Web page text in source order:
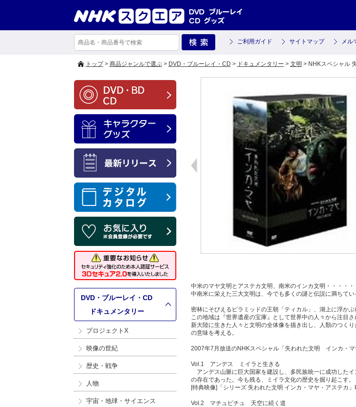
ご利用ガイド サイトマップ メル
トップ> 商品ジャンルで選ぶ> DVD・ブルーレイ・CD > ドキュメンタリー > 文明 > NHKスペシャル
DVD・ブルーレイ・CD
ドキュメンタリー
プロジェクトX
映像の世紀
歴史・戦争
人物
宇宙・地球・サイエンス
中米のマヤ文明とアステカ文明、南米のインカ文明・・・・・
中南米に栄えた三大文明は、今でも多くの謎と伝説に満ちてい
密林にそびえるピラミッドの王朝「ティカル」、湖上に浮か
この地域は『世界遺産の宝庫』として世界中の人々から注目さ
新大陸に生きた人々と文明の全体像を描き出し、人類のつく
の意味を考える。
2007年7月放送のNHKスペシャル「失われた文明 インカ・マ
Vol.1 アンデス ミイラと生きる
アンデス山脈に巨大国家を建設し、多民族統一に成功した
の存在であった。今も残る、ミイラ文化の歴史を掘り起こす。
[特典映像]「シリーズ 失われた文明 インカ・マヤ・アステカ」
Vol.2 マチュピチュ 天空に続く道